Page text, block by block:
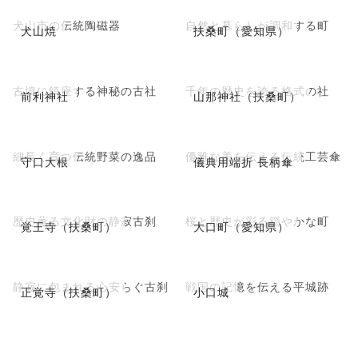
犬山焼
犬山市の伝統陶磁器 扶桑町（愛知県）
自然と暮らしが調和する町
前利神社
古墳に鎮座する神秘の古社 山那神社（扶桑町）
千年の歴史を誇る格式の社
守口大根
細長く育つ伝統野菜の逸品 儀典用端折 長柄傘
優雅な美を伝える伝統工芸傘
覚王寺（扶桑町）
歴史薫る文化財の静寂古刹 大口町（愛知県）
桜と歴史が彩る穏やかな町
正覚寺（扶桑町）
静寂に包まれる心安らぐ古刹 小口城
戦国の記憶を伝える平城跡